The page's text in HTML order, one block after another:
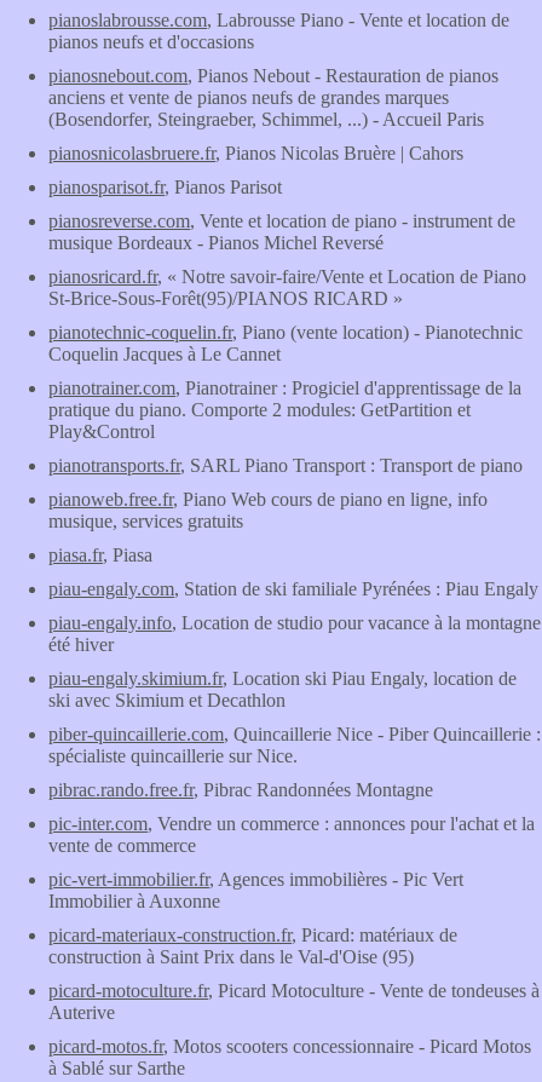
pianoslabrousse.com, Labrousse Piano - Vente et location de
pianos neufs et d'occasions
pianosnebout.com, Pianos Nebout - Restauration de pianos
anciens et vente de pianos neufs de grandes marques
(Bosendorfer, Steingraeber, Schimmel, ...) - Accueil Paris
pianosnicolasbruere.fr, Pianos Nicolas Bruère | Cahors
pianosparisot.fr, Pianos Parisot
pianosreverse.com, Vente et location de piano - instrument de
musique Bordeaux - Pianos Michel Reversé
pianosricard.fr, « Notre savoir-faire/Vente et Location de Piano
St-Brice-Sous-Forêt(95)/PIANOS RICARD »
pianotechnic-coquelin.fr, Piano (vente location) - Pianotechnic
Coquelin Jacques à Le Cannet
pianotrainer.com, Pianotrainer : Progiciel d'apprentissage de la
pratique du piano. Comporte 2 modules: GetPartition et
Play&Control
pianotransports.fr, SARL Piano Transport : Transport de piano
pianoweb.free.fr, Piano Web cours de piano en ligne, info
musique, services gratuits
piasa.fr, Piasa
piau-engaly.com, Station de ski familiale Pyrénées : Piau Engaly
piau-engaly.info, Location de studio pour vacance à la montagne
été hiver
piau-engaly.skimium.fr, Location ski Piau Engaly, location de
ski avec Skimium et Decathlon
piber-quincaillerie.com, Quincaillerie Nice - Piber Quincaillerie :
spécialiste quincaillerie sur Nice.
pibrac.rando.free.fr, Pibrac Randonnées Montagne
pic-inter.com, Vendre un commerce : annonces pour l'achat et la
vente de commerce
pic-vert-immobilier.fr, Agences immobilières - Pic Vert
Immobilier à Auxonne
picard-materiaux-construction.fr, Picard: matériaux de
construction à Saint Prix dans le Val-d'Oise (95)
picard-motoculture.fr, Picard Motoculture - Vente de tondeuses à
Auterive
picard-motos.fr, Motos scooters concessionnaire - Picard Motos
à Sablé sur Sarthe